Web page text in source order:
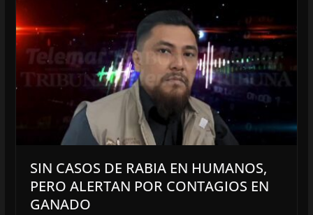
SIN CASOS DE RABIA EN HUMANOS,
PERO ALERTAN POR CONTAGIOS EN
GANADO